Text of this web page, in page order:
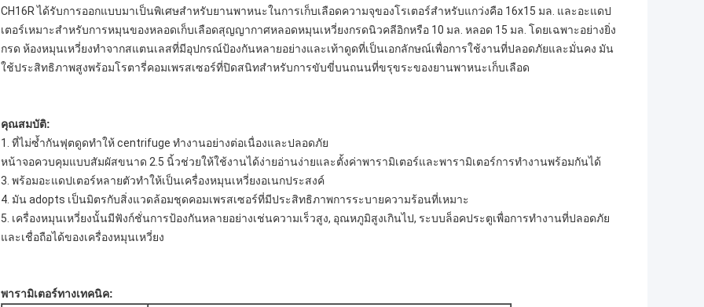
CH16R ได้รับการออกแบบมาเป็นพิเศษสำหรับยานพาหนะในการเก็บเลือดความจุของโรเตอร์สำหรับแกว่งคือ 16x15 มล. และอะแดป
เตอร์เหมาะสำหรับการหมุนของหลอดเก็บเลือดสุญญากาศหลอดหมุนเหวี่ยงกรดนิวคลีอิกหรือ 10 มล. หลอด 15 มล. โดยเฉพาะอย่างยิ่ง
กรด ห้องหมุนเหวี่ยงทำจากสแตนเลสที่มีอุปกรณ์ป้องกันหลายอย่างและเท้าดูดที่เป็นเอกลักษณ์เพื่อการใช้งานที่ปลอดภัยและมั่นคง มัน
ใช้ประสิทธิภาพสูงพร้อมโรตารี่คอมเพรสเซอร์ที่ปิดสนิทสำหรับการขับขี่บนถนนที่ขรุขระของยานพาหนะเก็บเลือด
คุณสมบัติ:
1. ที่ไม่ซ้ำกันฟุตดูดทำให้ centrifuge ทำงานอย่างต่อเนื่องและปลอดภัย
หน้าจอควบคุมแบบสัมผัสขนาด 2.5 นิ้วช่วยให้ใช้งานได้ง่ายอ่านง่ายและตั้งค่าพารามิเตอร์และพารามิเตอร์การทำงานพร้อมกันได้
3. พร้อมอะแดปเตอร์หลายตัวทำให้เป็นเครื่องหมุนเหวี่ยงอเนกประสงค์
4. มัน adopts เป็นมิตรกับสิ่งแวดล้อมชุดคอมเพรสเซอร์ที่มีประสิทธิภาพการระบายความร้อนที่เหมาะ
5. เครื่องหมุนเหวี่ยงนั้นมีฟังก์ชั่นการป้องกันหลายอย่างเช่นความเร็วสูง, อุณหภูมิสูงเกินไป, ระบบล็อคประตูเพื่อการทำงานที่ปลอดภัย
และเชื่อถือได้ของเครื่องหมุนเหวี่ยง
พารามิเตอร์ทางเทคนิค: